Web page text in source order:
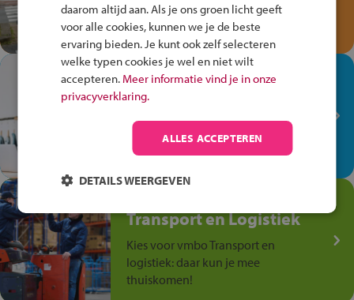
Speel het Fiets Veilig Verkeersspel
en win een Cortina-fiets!
In de winkel ben je op je
plek!
Ontdek via het vmbo jouw talent
op de winkelvloer, waar elke dag
anders is!
Transport en Logistiek
Kies voor vmbo Transport en
logistiek: daar kun je mee
thuiskomen!
daarom altijd aan. Als je ons groen licht geeft
voor alle cookies, kunnen we je de beste
ervaring bieden. Je kunt ook zelf selecteren
welke typen cookies je wel en niet wilt
accepteren. Meer informatie vind je in onze
privacyverklaring.
ALLES ACCEPTEREN
DETAILS WEERGEVEN